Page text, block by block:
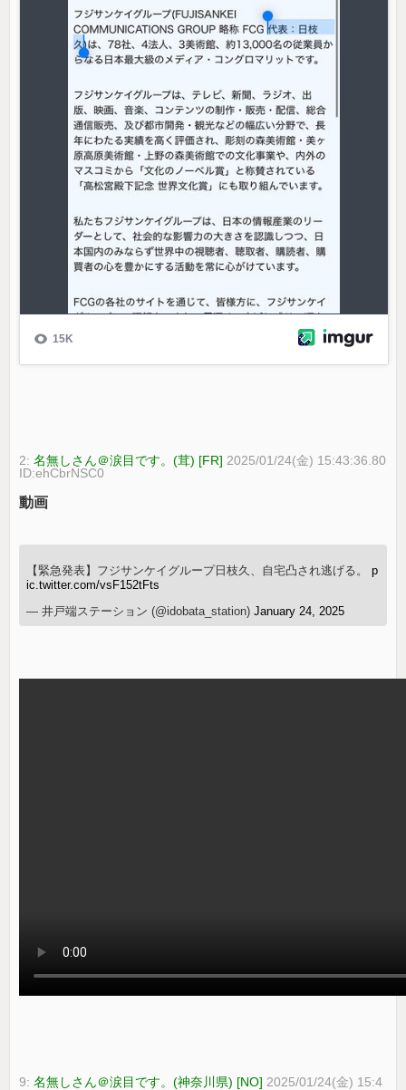
2:名無しさん＠涙目です。(茸) [FR] 2025/01/24(金) 15:43:36.80
ID:ehCbrNSC0
動画
【緊急発表】フジサンケイグループ日枝久、自宅凸され逃げる。p
ic.twitter.com/vsF152tFts
— 井戸端ステーション (@idobata_station)January 24, 2025
9:名無しさん＠涙目です。(神奈川県) [NO] 2025/01/24(金) 15:4